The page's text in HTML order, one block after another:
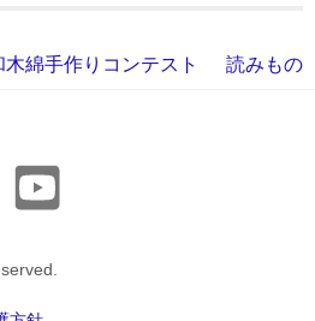
木綿手作りコンテスト 読みもの